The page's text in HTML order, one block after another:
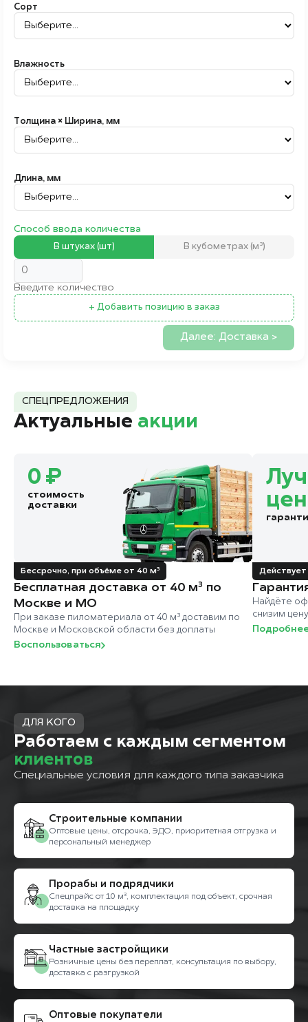
Сорт
Влажность
Толщина × Ширина, мм
Длина, мм
Способ ввода количества
В штуках (шт) В кубометрах (м³)
Введите количество
+ Добавить позицию в заказ
Далее: Доставка >
СПЕЦПРЕДЛОЖЕНИЯ
Актуальные акции
0 ₽
стоимость
доставки
Бессрочно, при объёме от 40 м³
Бесплатная доставка от 40 м³ по
Москве и МО
При заказе пиломатериала от 40 м³ доставим по
Москве и Московской области без доплаты
Воспользоваться
Найдёте
снизим
ДЛЯ КОГО
Работаем с каждым сегментом
клиентов
Специальные условия для каждого типа заказчика
Строительные компании
Оптовые цены, отсрочка, ЭДО, приоритетная отгрузка и
персональный менеджер
Прорабы и подрядчики
Спецпрайс от 10 м³, комплектация под объект, срочная
доставка на площадку
Частные застройщики
Розничные цены без переплат, консультация по выбору,
доставка с разгрузкой
Оптовые покупатели